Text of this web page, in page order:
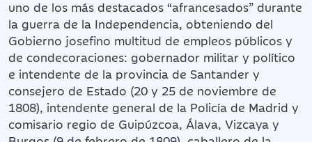
uno de los más destacados “afrancesados” durante
la guerra de la Independencia, obteniendo del
Gobierno josefino multitud de empleos públicos y
de condecoraciones: gobernador militar y político
e intendente de la provincia de Santander y
consejero de Estado (20 y 25 de noviembre de
1808), intendente general de la Policía de Madrid y
comisario regio de Guipúzcoa, Álava, Vizcaya y